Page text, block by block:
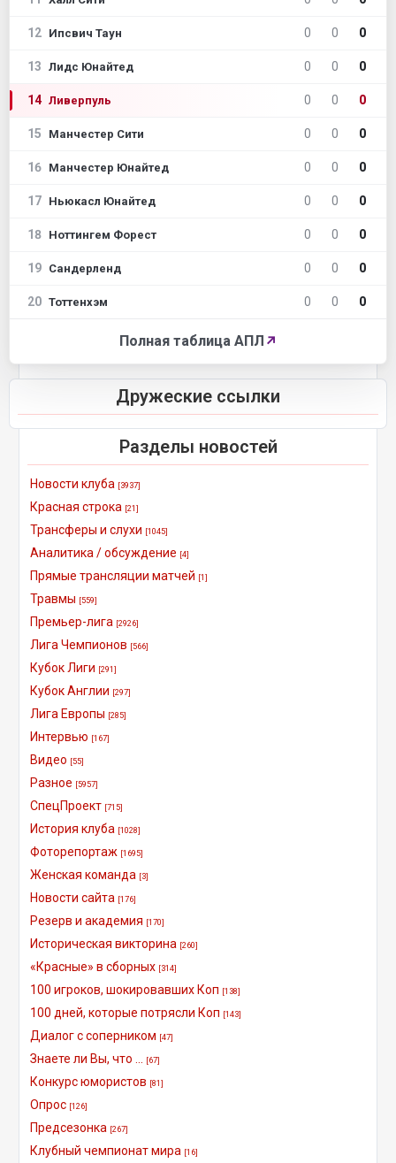
12 Ипсвич Таун 0 0 0
13 Лидс Юнайтед 0 0 0
14 Ливерпуль 0 0 0
15 Манчестер Сити 0 0 0
16 Манчестер Юнайтед 0 0 0
17 Ньюкасл Юнайтед 0 0 0
18 Ноттингем Форест 0 0 0
19 Сандерленд 0 0 0
20 Тоттенхэм 0 0 0
Полная таблица АПЛ ↗
Дружеские ссылки
Разделы новостей
Новости клуба [3937]
Красная строка [21]
Трансферы и слухи [1045]
Аналитика / обсуждение [4]
Прямые трансляции матчей [1]
Травмы [559]
Премьер-лига [2926]
Лига Чемпионов [566]
Кубок Лиги [291]
Кубок Англии [297]
Лига Европы [285]
Интервью [167]
Видео [55]
Разное [5957]
СпецПроект [715]
История клуба [1028]
Фоторепортаж [1695]
Женская команда [3]
Новости сайта [176]
Резерв и академия [170]
Историческая викторина [260]
«Красные» в сборных [314]
100 игроков, шокировавших Коп [138]
100 дней, которые потрясли Коп [143]
Диалог с соперником [47]
Знаете ли Вы, что ... [67]
Конкурс юмористов [81]
Опрос [126]
Предсезонка [267]
Клубный чемпионат мира [16]